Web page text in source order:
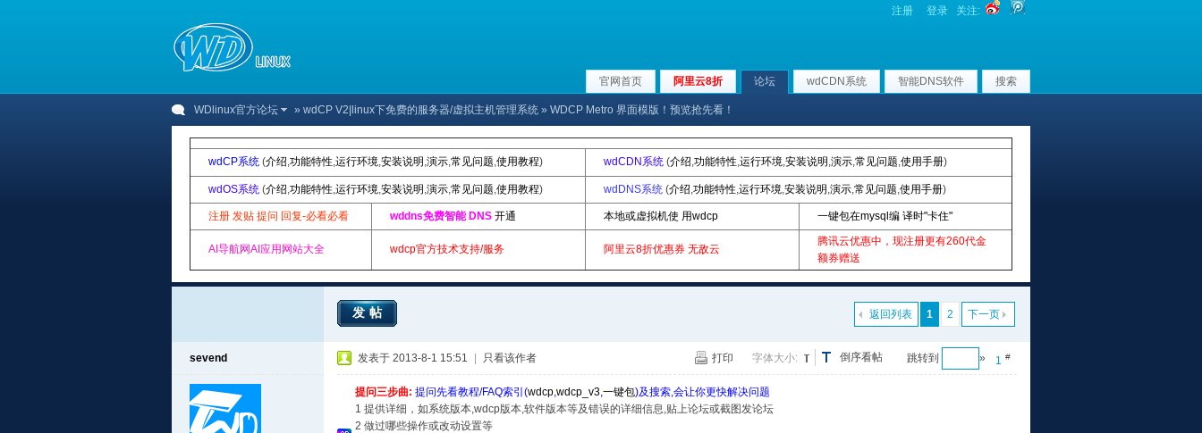
注册 登录 关注:
官网首页 阿里云8折 论坛 wdCDN系统 智能DNS软件 搜索
WDlinux官方论坛 » wdCP V2|linux下免费的服务器/虚拟主机管理系统 » WDCP Metro 界面模版！预览抢先看！
wdCP系统 (介绍,功能特性,运行环境,安装说明 ,演示,常见问题,使用教程) wdCDN系统 (介绍,功能特性,运行环境,安装说明 ,演示,常见问题,使用手册)
wdOS系统 (介绍,功能特性,运行环境,安装说明 ,演示,常见问题,使用教程) wdDNS系统 (介绍,功能特性,运行环境,安装说明 ,演示,常见问题,使用手册)
注册 发贴 提问 回复-必看必看 wddns免费智能 DNS 开通 本地或虚拟机使 用wdcp 一键包在mysql编 译时"卡住"
AI导航网AI应用网站大全 wdcp官方技术支持/服务 阿里云8折优惠券 无敌云
腾讯云优惠中，现注册更有260代金
额券赠送
1 2 下一页
返回列表
发帖
sevend 1 #
跳转到 »
倒序看帖
打印 字体大小:
发表于 2013-8-1 15:51 只看该作者
提问三步曲: 提问先看教程/FAQ索引(wdcp,wdcp_v3,一键包)及搜索,会让你更快解决问题
1 提供详细，如系统版本,wdcp版本,软件版本等及错误的详细信息,贴上论坛或截图发论坛
2 做过哪些操作或改动设置等